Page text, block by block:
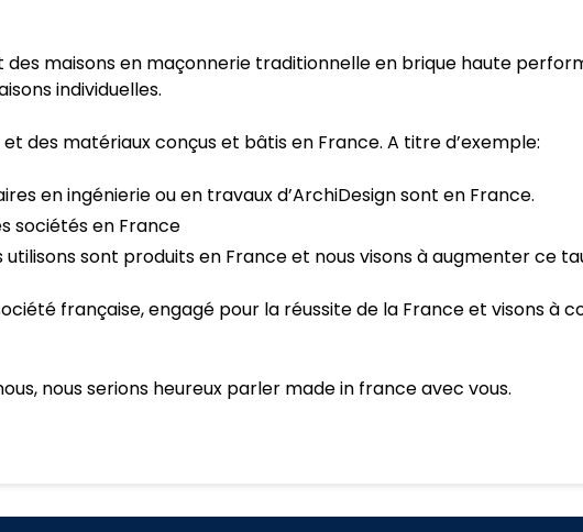
des maisons en maçonnerie traditionnelle en brique haute
individuelles.
des matériaux conçus et bâtis en France. A titre d’exemple:
en ingénierie ou en travaux d’ArchiDesign sont en France.
sociétés en France
utilisons sont produits en France et nous visons à augmenter ce
française, engagé pour la réussite de la France et visons à
nous serions heureux parler made in france avec vous.